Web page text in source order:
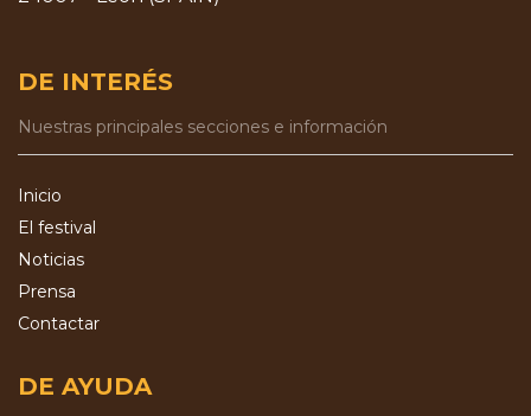
DE INTERÉS
Nuestras principales secciones e información
Inicio
El festival
Noticias
Prensa
Contactar
DE AYUDA